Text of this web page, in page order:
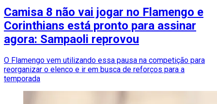
Camisa 8 não vai jogar no Flamengo e
Corinthians está pronto para assinar
agora: Sampaoli reprovou
O Flamengo vem utilizando essa pausa na competição para
reorganizar o elenco e ir em busca de reforços para a
temporada